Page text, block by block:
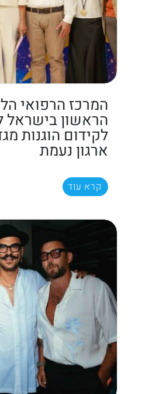
המרכז הרפואי
הראשון בישראל
לקידום הוגנות
ארגון נעמת
קרא עוד